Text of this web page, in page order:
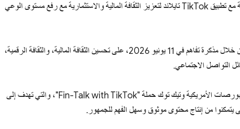
وقّعت هيئة الأوراق المالية والبورصات التايلاندية شراكة مع تطبيق TikTok تايلاند لتعزيز الثقافة المالية والاستثمارية مع رفع مستوى الوعي
يركز هذا التعاون، الذي تم إضفاء الطابع الرسمي عليه من خلال مذكرة تفاهم في 11 يونيو 2026، على تحسين الثقافة المالية، والثقافة الرقمية،
التواصل الاجتماعي.
وكجزء من هذه المبادرة، أطلقت هيئة الأوراق المالية والبورصات الأمريكية وتيك توك حملة "Fin-Talk with TikTok"، والتي تهدف إلى
يتمكنوا من إنتاج محتوى موثوق وسهل الفهم للجمهور.